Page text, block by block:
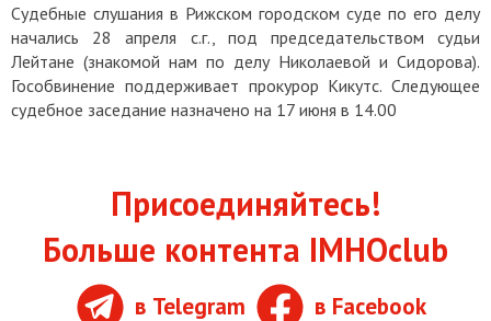
Судебные слушания в Рижском городском суде по его делу
начались 28 апреля с.г., под председательством судьи
Лейтане (знакомой нам по делу Николаевой и Сидорова).
Гособвинение поддерживает прокурор Кикутс. Следующее
судебное заседание назначено на 17 июня в 14.00
Присоединяйтесь!
Больше контента IMHOclub
в Telegram в Facebook